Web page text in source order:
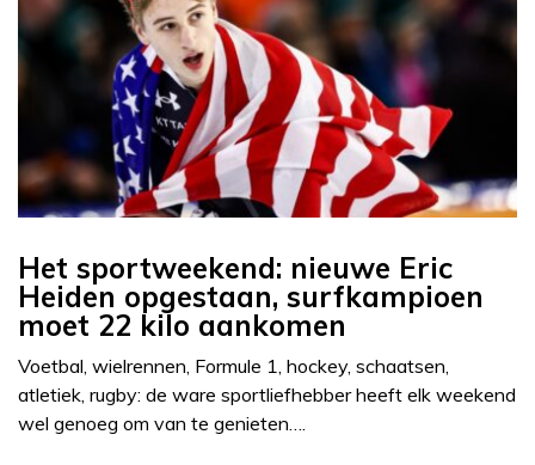
Het sportweekend: nieuwe Eric
Heiden opgestaan, surfkampioen
moet 22 kilo aankomen
Voetbal, wielrennen, Formule 1, hockey, schaatsen,
atletiek, rugby: de ware sportliefhebber heeft elk weekend
wel genoeg om van te genieten….